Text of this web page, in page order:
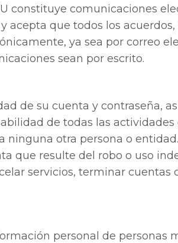
constituye comunicaciones
que todos los acuerdos,
ya sea por correo
sean por escrito.
de su cuenta y contraseña,
de todas las actividades
ninguna otra persona o
que resulte del robo o uso
servicios, terminar cuentas
personal de personas